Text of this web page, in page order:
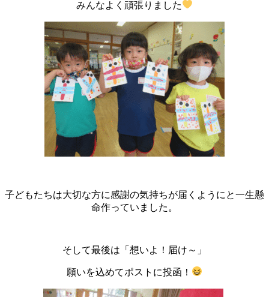
みんなよく頑張りました
子どもたちは大切な方に感謝の気持ちが届くようにと一生懸
命作っていました。
そして最後は「想いよ！届け～」
願いを込めてポストに投函！